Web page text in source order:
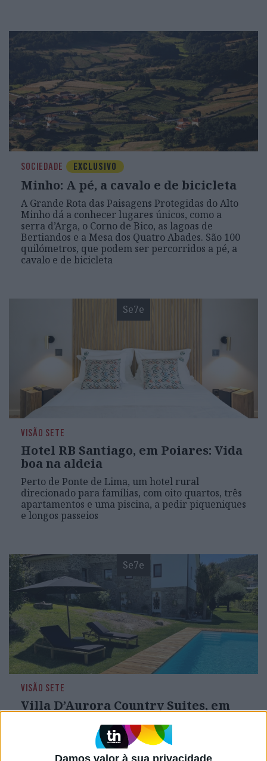
SOCIEDADE EXCLUSIVO
Minho: A pé, a cavalo e de bicicleta
A Grande Rota das Paisagens Protegidas do Alto
Minho dá a conhecer lugares únicos, como a
serra d’Arga, o Corno de Bico, as lagoas de
Bertiandos e a Mesa dos Quatro Abades. São 100
quilómetros, que podem ser percorridos a pé, a
cavalo e de bicicleta
Se7e
VISÃO SETE
Hotel RB Santiago, em Poiares: Vida
boa na aldeia
Perto de Ponte de Lima, um hotel rural
direcionado para famílias, com oito quartos, três
apartamentos e uma piscina, a pedir piqueniques
e longos passeios
Se7e
VISÃO SETE
Villa D’Aurora Country Suites, em
Em Ponte de Lima, junto à Ecovia dos Açudes,
uma antiga casa de família deu lugar a um